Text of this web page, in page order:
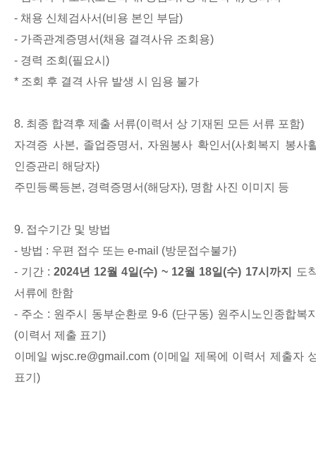
- 채용 신체검사서 (비용 본인 부담)
- 가족관계증명서 (채용 결격사유 조회용)
- 경력 조회 (필요시 )
* 조회 후 결격 사유 발생 시 임용 불가
8. 최종 합격후 제출 서류(이력서 상 기재된 모든 서류 포함)
자격증 사본, 졸업증명서 , 자원봉사 확인서 (사회복지 봉사
인증관리 해당자)
주민등록등본, 경력증명서 (해당자), 명함 사진 이미지 등
9. 접수기간 및 방법
- 방법 : 우편 접수 또는 e-mail (방문접수불가)
- 기간 : 2024년 12월 4일(수) ~ 12월 18일(수) 17시까지
도
서류에 한함
- 주소 : 원주시 동부순환로 9-6 (단구동) 원주시노인종합복
(이력서 제출 표기 )
이메일 wjsc.re@gmail.com (이메일 제목에 이력서 제출자
표기 )